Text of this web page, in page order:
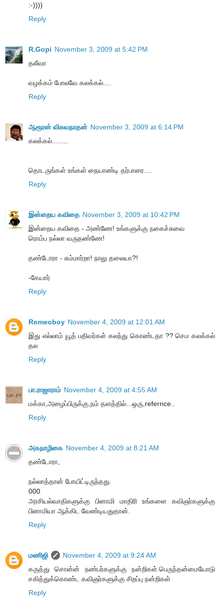
:-))))
Reply
R.Gopi November 3, 2009 at 5:42 PM
தலீவா
வழக்கம் போலவே கலக்கல்....
Reply
ஆரூரன் விசுவநாதன் November 3, 2009 at 6:14 PM
கலக்கல்........
தொடருங்கள் உங்கள் நையாண்டி தர்பாரை....
Reply
இன்றைய கவிதை November 3, 2009 at 10:42 PM
இன்றைய கவிதை - அண்ணே! உங்களுக்கு நகைச்சுவை
ரொம்ப நல்லா வருதண்ணே!
தண்டோரா - சும்மார்றா! நாலு தலையா?!
-கேயார்
Reply
Romeoboy November 4, 2009 at 12:01 AM
இது எல்லாம் யூத் பதிவர்கள் கலந்து கொண்டதா ?? செம கலக்கல்
தல
Reply
பா.ராஜாராம் November 4, 2009 at 4:55 AM
மக்கா,அழைப்பிருக்கு,நம் தளத்தில்...ஒரு,refernce..
Reply
அகநாழிகை November 4, 2009 at 8:21 AM
தண்டோரா,
நல்லாத்தான் போயிட்டிருந்தது.
000
அரசியல்வாதிகளுக்கு பினாமி மாதிரி உங்களை கவிஞர்களுக்கு
பினாமியா ஆக்கிட வேண்டியதுதான்.
Reply
மணிஜி
November 4, 2009 at 9:24 AM
கருத்து சொன்ன் நண்பர்களுக்கு நன்றிகள்.பெருந்தன்மையோடு
சகித்துக்கொண்ட கவிஞர்களுக்கு சிறப்பு நன்றிகள்
Reply